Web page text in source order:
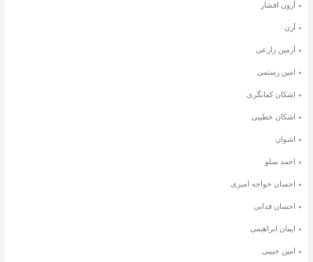
آرون افشار
آرن
آرمین زارعی
امین رستمی
اشکان کمانگری
اشکان خطیبی
اشوان
احمد سلو
احسان خواجه امیری
احسان فدایی
ایمان ابراهیمی
امین حبیبی